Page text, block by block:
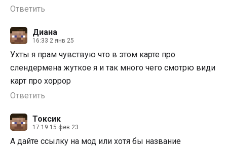
Ответить
Диана
16:33 2 янв 25
Ухты я прам чувствую что в этом карте про
слендермена жуткое я и так много чего смотрю види
карт про хоррор
Ответить
Токсик
17:19 15 фев 23
А дайте ссылку на мод или хотя бы название